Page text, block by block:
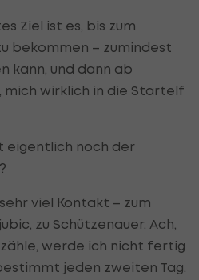
Ziel ist es, bis zum
bekommen – zumindest
kann, und dann ab
mich wirklich in die Startelf
eigentlich noch der
viel Kontakt – zum
zu Schützenauer. Ach,
werde ich nicht fertig
jeden zweiten Tag.